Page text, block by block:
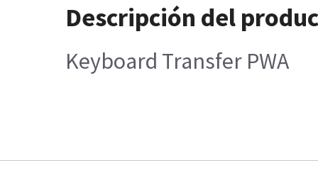
Descripción del
Keyboard Transfer PWA